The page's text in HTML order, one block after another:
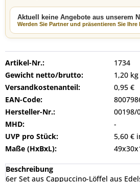
Aktuell keine Angebote aus unserem
Werden Sie Partner und präsentieren Sie Ihre
Artikel-Nr.:
1734
Gewicht netto/brutto:
1,20
Versandkostenanteil:
0,95 €
EAN-Code:
Hersteller-Nr.:
00198/
MHD:
-
UVP pro Stück:
5,60 €
Maße (HxBxL):
Beschreibung
6er Set aus Cappuccino-Löffel aus